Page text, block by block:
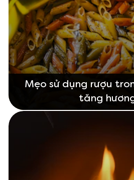
Mẹo sử dụng rượu
tăng